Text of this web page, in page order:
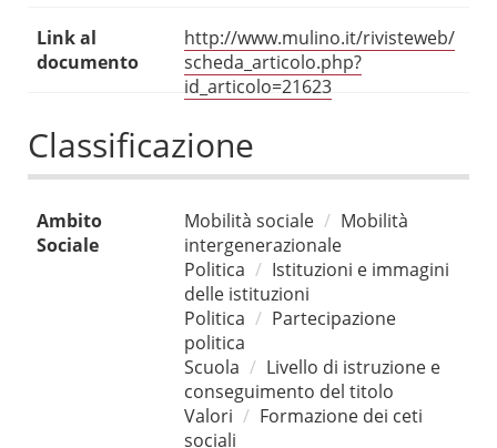
Link al
documento
http://www.mulino.it/rivisteweb/
scheda_articolo.php?
id_articolo=21623
Classificazione
Ambito
Sociale
Mobilità sociale
Mobilità
intergenerazionale
Politica
Istituzioni e immagini
delle istituzioni
Politica
Partecipazione
politica
Scuola
Livello di istruzione e
conseguimento del titolo
Valori
Formazione dei ceti
sociali